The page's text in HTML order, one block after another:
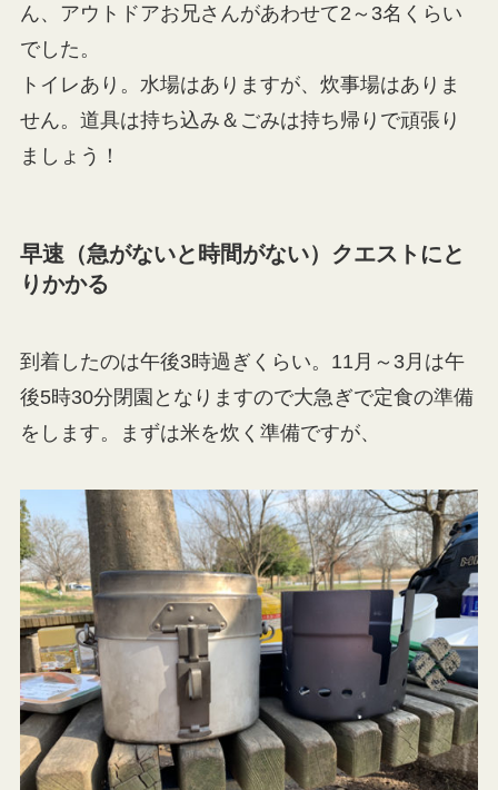
ん、アウトドアお兄さんがあわせて2～3名くらい
でした。
トイレあり。水場はありますが、炊事場はありま
せん。道具は持ち込み＆ごみは持ち帰りで頑張り
ましょう！
早速（急がないと時間がない）クエストにと
りかかる
到着したのは午後3時過ぎくらい。11月～3月は午
後5時30分閉園となりますので大急ぎで定食の準備
をします。まずは米を炊く準備ですが、